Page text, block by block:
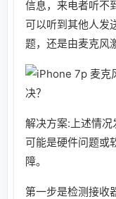
信息，来电者听不
可以听到其他人发
题，还是由麦克风
解决方案:上述情
可能是硬件问题或
障。
第一步是检测接收